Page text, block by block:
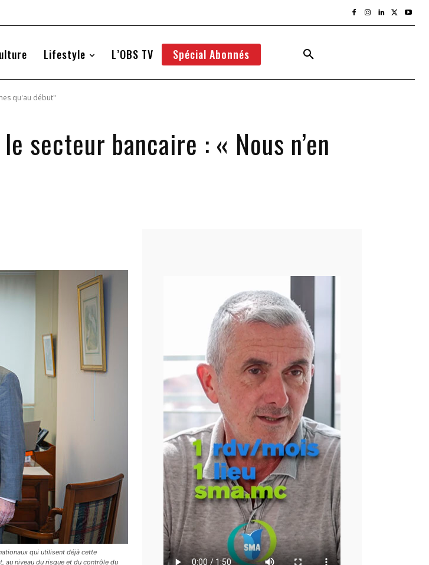
Lifestyle L’OBS TV Spécial Abonnés
qu'au début"
secteur bancaire : « Nous n’en
qui utilisent déjà cette
au niveau du risque et du contrôle du